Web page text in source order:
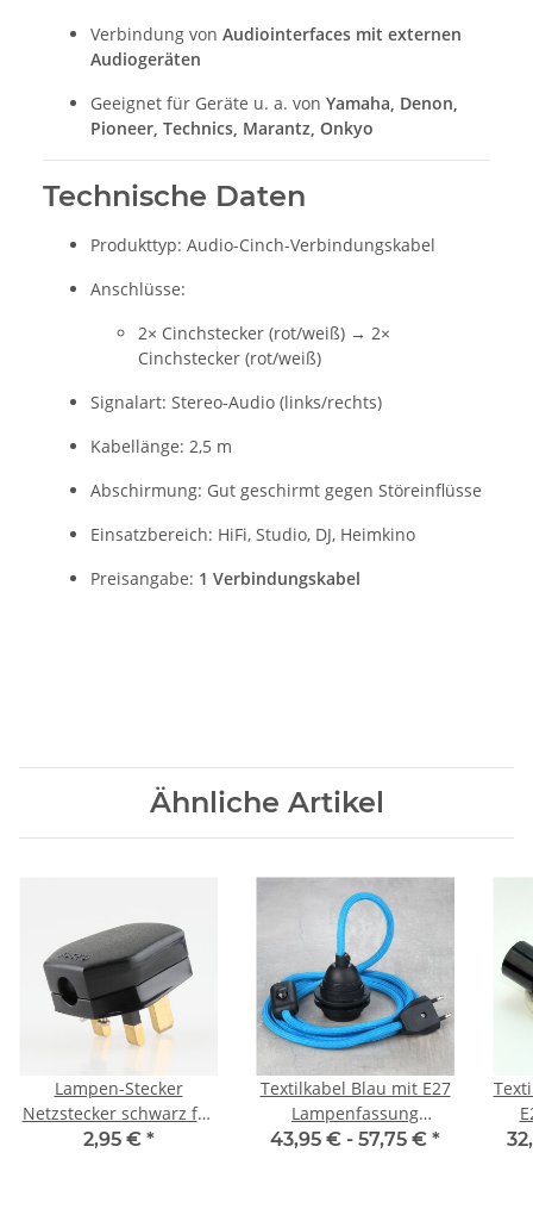
Verbindung von Audiointerfaces mit externen
Audiogeräten
Geeignet für Geräte u. a. von Yamaha, Denon,
Pioneer, Technics, Marantz, Onkyo
Technische Daten
Produkttyp: Audio-Cinch-Verbindungskabel
Anschlüsse:
2× Cinchstecker (rot/weiß) → 2×
Cinchstecker (rot/weiß)
Signalart: Stereo-Audio (links/rechts)
Kabellänge: 2,5 m
Abschirmung: Gut geschirmt gegen Störeinflüsse
Einsatzbereich: HiFi, Studio, DJ, Heimkino
Preisangabe: 1 Verbindungskabel
Ähnliche Artikel
Lampen-Stecker
Netzstecker schwarz für
Großbritannien UK/GB
2,95 € *
Textilkabel Blau mit E27
Lampenfassung
Schnurschalter und
43,95 € - 57,75 € *